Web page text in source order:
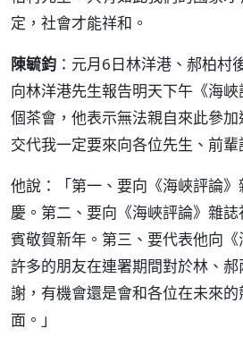
定，社會才能祥和。
陳毓鈞 ：元月6日林洋港、郝柏村
向林洋港先生報告明天下午《海
個茶會，他表示無法親自來此參
交代我一定要來向各位先生、前輩
他說：「第一、要向《海峽評論
慶。第二、要向《海峽評論》雜
賓敬賀新年。第三、要代表他向
許多的朋友在連署期間對於林、
謝，有機會還是會和各位在未來
面。」